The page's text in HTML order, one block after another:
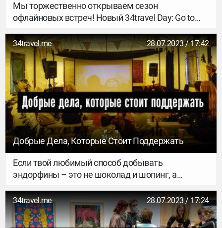
Мы торжественно открываем сезон
офлайновых встреч! Новый 34travel Day: Go to
Belarus edition пройдет в Минске – уже 7
сентября при поддержке компании A1. Как
очевидно из названия, ивент будет полностью
посвящен Беларуси. Рассказываем, кто и с чем
придет на лекторий.
34travel.me 28.07.2023 / 17:42
Добрые Дела, Которые Стоит Поддержать
Если твой любимый способ добывать
эндорфины – это не шоколад и шопинг, а
полезные дела, то мы готовы подсказать тебе
несколько способов стать счастливее и
одновременно помочь хорошим людям.
34travel.me 28.07.2023 / 17:24